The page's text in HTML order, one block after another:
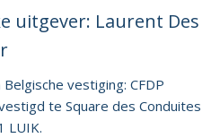
uitgever: Laurent Des
vestiging: CFDP
te Square des Conduites
LUIK.